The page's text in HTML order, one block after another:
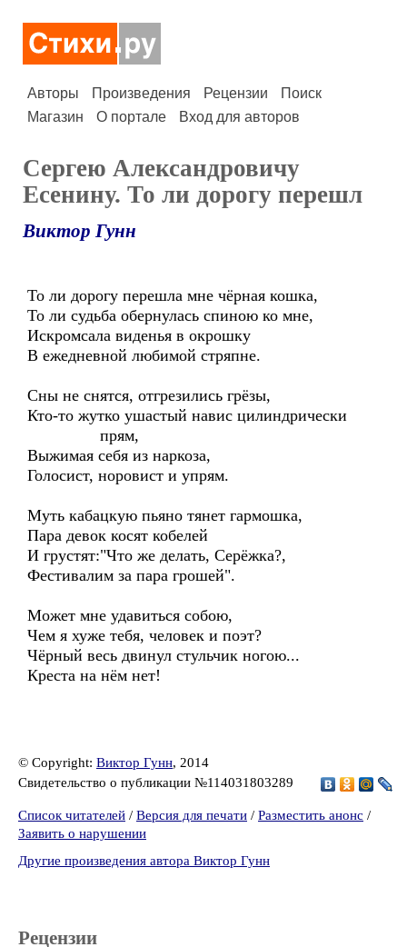
Авторы Произведения Рецензии
Поиск
Магазин
О портале Вход для авторов
Сергею Александровичу
Есенину. То ли дорогу перешл
Виктор Гунн
То ли дорогу перешла мне чёрная кошка,
То ли судьба обернулась спиною ко мне,
Искромсала виденья в окрошку
В ежедневной любимой стряпне.
Сны не снятся, отгрезились грёзы,
Кто-то жутко ушастый навис цилиндрически
прям,
Выжимая себя из наркоза,
Голосист, норовист и упрям.
Муть кабацкую пьяно тянет гармошка,
Пара девок косят кобелей
И грустят:"Что же делать, Серёжка?,
Фестивалим за пара грошей".
Может мне удавиться собою,
Чем я хуже тебя, человек и поэт?
Чёрный весь двинул стульчик ногою...
Креста на нём нет!
© Copyright: Виктор Гунн, 2014
Свидетельство о публикации №114031803289
Список читателей / Версия для печати / Разместить анонс /
Заявить о нарушении
Другие произведения автора Виктор Гунн
Рецензии